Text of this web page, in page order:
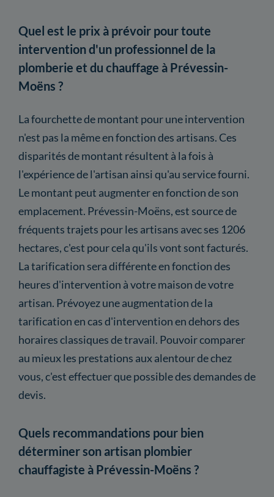
Quel est le prix à prévoir pour toute
intervention d'un professionnel de la
plomberie et du chauffage à Prévessin-
Moëns ?
La fourchette de montant pour une intervention
n'est pas la même en fonction des artisans. Ces
disparités de montant résultent à la fois à
l'expérience de l'artisan ainsi qu'au service fourni.
Le montant peut augmenter en fonction de son
emplacement. Prévessin-Moëns, est source de
fréquents trajets pour les artisans avec ses 1206
hectares, c'est pour cela qu'ils vont sont facturés.
La tarification sera différente en fonction des
heures d'intervention à votre maison de votre
artisan. Prévoyez une augmentation de la
tarification en cas d'intervention en dehors des
horaires classiques de travail. Pouvoir comparer
au mieux les prestations aux alentour de chez
vous, c'est effectuer que possible des demandes de
devis.
Quels recommandations pour bien
déterminer son artisan plombier
chauffagiste à Prévessin-Moëns ?